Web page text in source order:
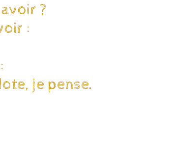
?
:
je pense.